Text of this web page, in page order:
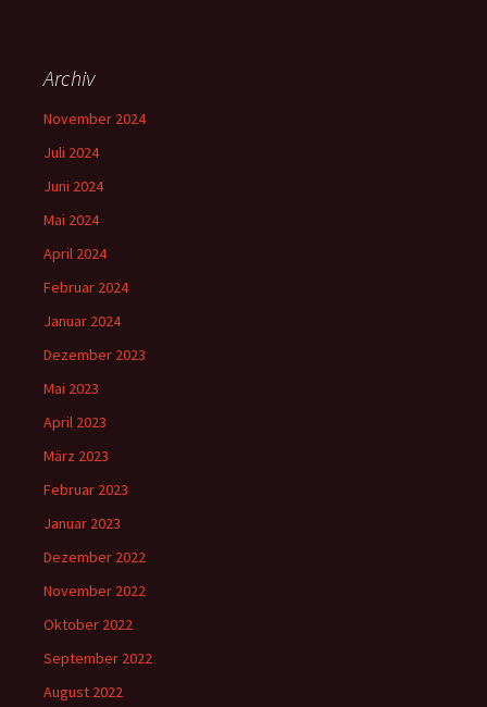
Archiv
November 2024
Juli 2024
Juni 2024
Mai 2024
April 2024
Februar 2024
Januar 2024
Dezember 2023
Mai 2023
April 2023
März 2023
Februar 2023
Januar 2023
Dezember 2022
November 2022
Oktober 2022
September 2022
August 2022